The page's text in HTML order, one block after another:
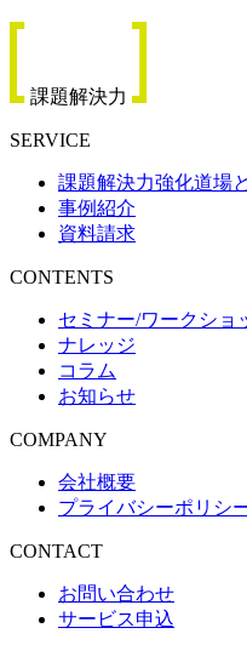
課題解決力
SERVICE
課題解決力強化道場
事例紹介
資料請求
CONTENTS
セミナー/ワークショ
ナレッジ
コラム
お知らせ
COMPANY
会社概要
プライバシーポリシ
CONTACT
お問い合わせ
サービス申込